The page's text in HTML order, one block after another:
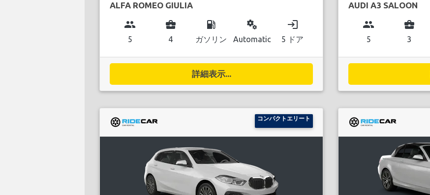
ALFA ROMEO GIULIA
group
5
business_center
4
local_gas_station
ガソリン
miscellaneous_services
Automatic
login
5 ドア
詳細表示...
AUDI A3 SALOON
group
5
business_center
3
コンパクトエリート